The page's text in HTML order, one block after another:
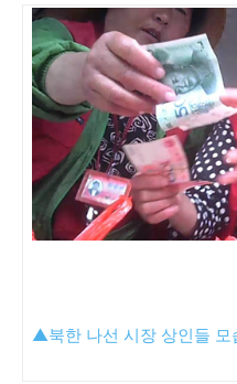
▲북한 나선 시장 상인들 모